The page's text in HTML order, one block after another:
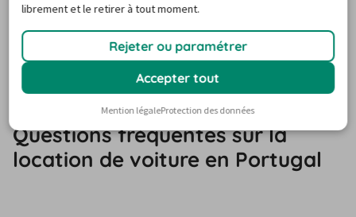
location de voiture au Portugal en aller simple. Dans
ce cas, tu rends la voiture à un autre endroit que celui
où tu l'as prise - mais cela coûte plus cher.
Questions fréquentes sur la
location de voiture en Portugal
librement et le retirer à tout moment.
Rejeter ou paramétrer
Accepter tout
Mention légaleProtection des données